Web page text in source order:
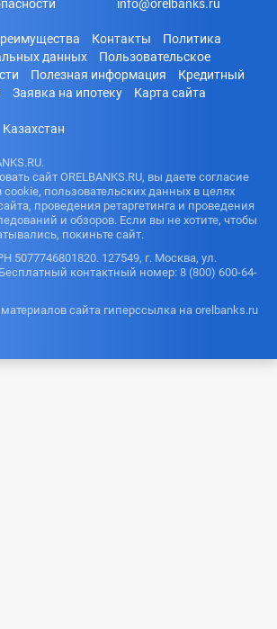
info@orelbanks.ru
Контакты
Политика
данных
Пользовательское
Полезная информация
Кредитный
Заявка на ипотеку Карта сайта
Казахстан
сайт ORELBANKS.RU, вы даете согласие
cookie, пользовательских данных в целях
проведения ретаргетинга и проведения
и обзоров. Если вы не хотите, чтобы
покиньте сайт.
5077746801820. 127549, г. Москва, ул.
контактный номер: 8 (800) 600-64-
сайта гиперссылка на orelbanks.ru